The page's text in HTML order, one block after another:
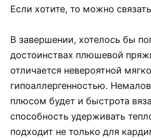
Если хотите, то можно
В завершении, хотелось бы
достоинствах плюшевой
отличается невероятной
гипоаллергенностью.
плюсом будет и быстрота
способность удерживать
подходит не только для